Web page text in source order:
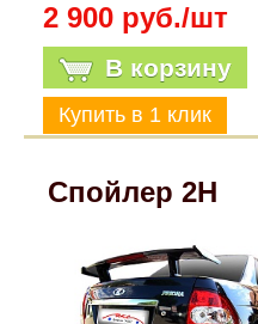
2 900 руб./шт
В корзину
Спойлер 2Н